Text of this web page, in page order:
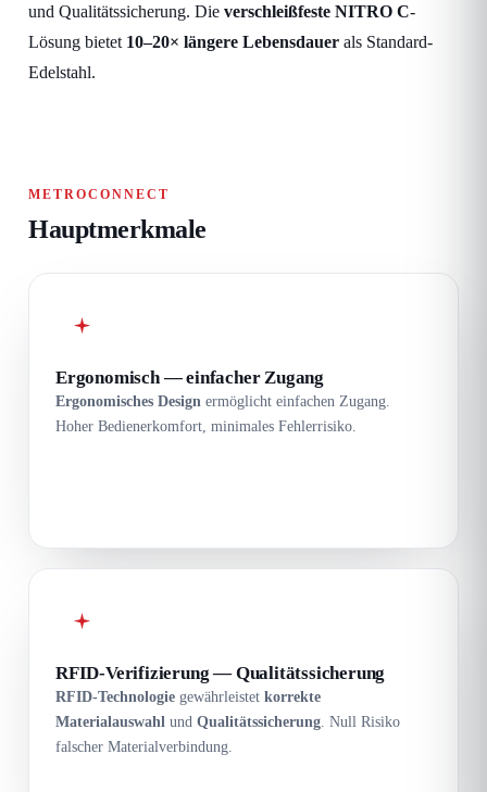
und Qualitätssicherung. Die verschleißfeste NITRO C-
Lösung bietet 10–20× längere Lebensdauer als Standard-
Edelstahl.
METROCONNECT
Hauptmerkmale
Ergonomisch — einfacher Zugang
Ergonomisches Design ermöglicht einfachen Zugang.
Hoher Bedienerkomfort, minimales Fehlerrisiko.
RFID-Verifizierung — Qualitätssicherung
RFID-Technologie gewährleistet korrekte
Materialauswahl und Qualitätssicherung . Null Risiko
falscher Materialverbindung.